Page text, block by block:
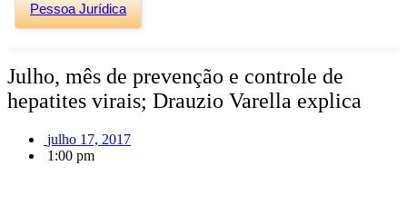
Pessoa Jurídica
Julho, mês de prevenção e controle de
hepatites virais; Drauzio Varella explica
julho 17, 2017
1:00 pm